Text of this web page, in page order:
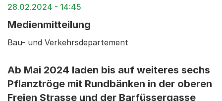
28.02.2024 - 14:45
Medienmitteilung
Bau- und Verkehrsdepartement
Ab Mai 2024 laden bis auf weiteres sechs
Pflanztröge mit Rundbänken in der oberen
Freien Strasse und der Barfüssergasse